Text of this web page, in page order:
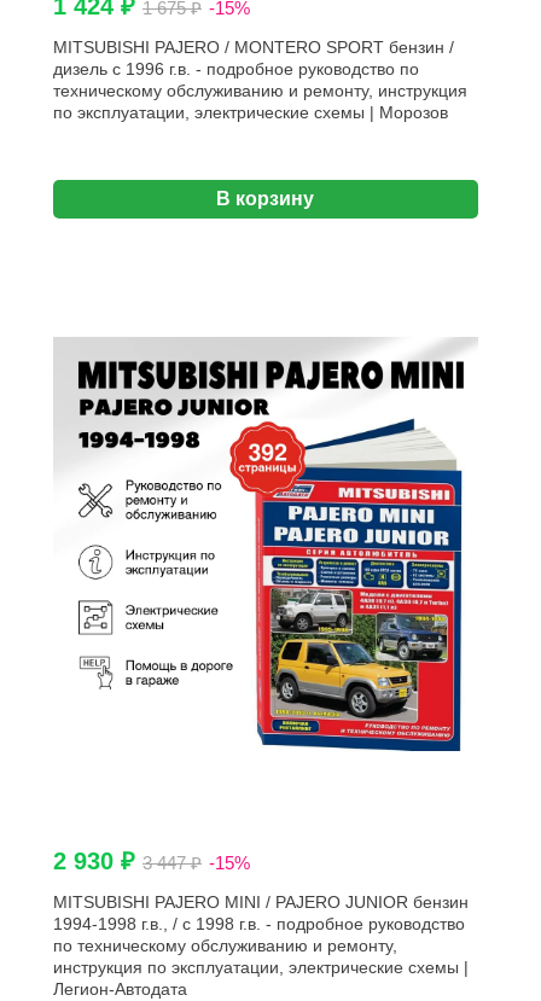
1 424 ₽ 1 675 ₽ -15%
MITSUBISHI PAJERO / MONTERO SPORT бензин /
дизель с 1996 г.в. - подробное руководство по
техническому обслуживанию и ремонту, инструкция
по эксплуатации, электрические схемы | Морозов
В корзину
2 930 ₽ 3 447 ₽ -15%
MITSUBISHI PAJERO MINI / PAJERO JUNIOR бензин
1994-1998 г.в., / c 1998 г.в. - подробное руководство
по техническому обслуживанию и ремонту,
инструкция по эксплуатации, электрические схемы |
Легион-Aвтодата